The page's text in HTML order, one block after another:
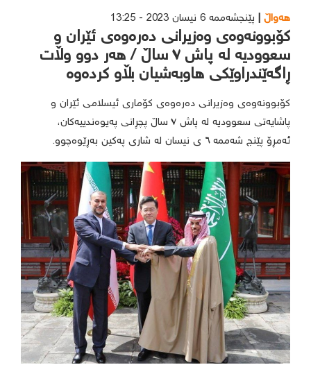
هەواڵ پێنجشەممە 6 نیسان 2023 - 13:25
کۆبوونەوەی وەزیرانی دەرەوەی ئێران و
سعوودیە لە پاش ٧ ساڵ / هەر دوو وڵات
ڕاگەێندراوێکی هاوبەشیان بڵاو کردەوە
کۆبوونەوەی وەزیرانی دەرەوەی کۆماری ئیسلامی ئێران و
پاشایەتی سعوودیە لە پاش ٧ ساڵ پچڕانی پەیوەندییەکان،
ئەمڕۆ پێنج شەممە ٦ ی نیسان لە شاری پەکین بەڕێوەچوو.